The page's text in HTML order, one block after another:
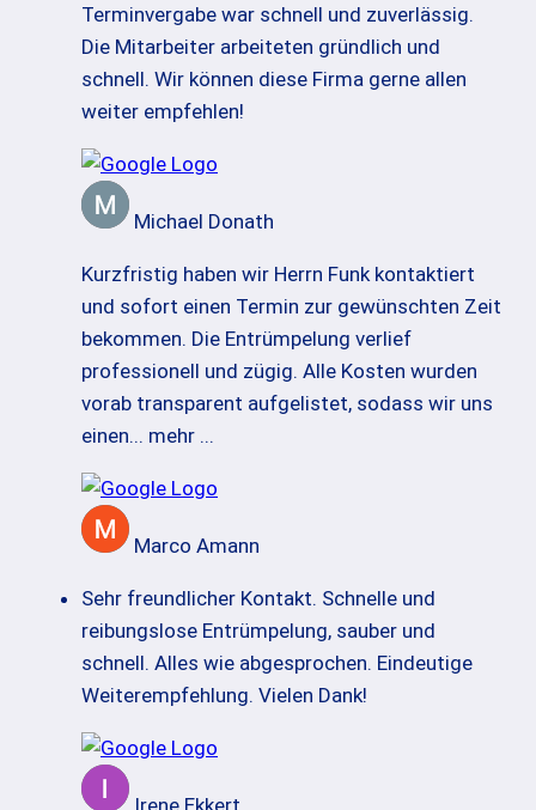
Terminvergabe war schnell und zuverlässig.
Die Mitarbeiter arbeiteten gründlich und
schnell. Wir können diese Firma gerne allen
weiter empfehlen!
Michael Donath
Kurzfristig haben wir Herrn Funk kontaktiert
und sofort einen Termin zur gewünschten Zeit
bekommen. Die Entrümpelung verlief
professionell und zügig. Alle Kosten wurden
vorab transparent aufgelistet, sodass wir uns
einen... mehr ...
Marco Amann
Sehr freundlicher Kontakt. Schnelle und
reibungslose Entrümpelung, sauber und
schnell. Alles wie abgesprochen. Eindeutige
Weiterempfehlung. Vielen Dank!